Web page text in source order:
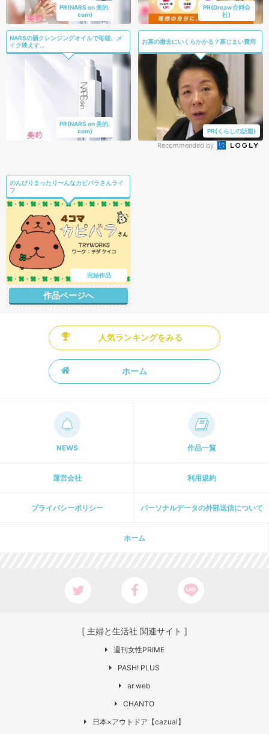
PR(NARS on 美的.
com)
PR(Dreaw合同会
社)
NARSの新クレンジングオイルで毎朝、メ
イク映えす...
PR(NARS on 美的.
com)
お墓の撤去にいくらかかる？墓じまい費用
PR(くらしの話題)
Recommended by
のんびりまったり〜んなカピバラさんライ
フ
完結作品
作品ページへ
人気ランキングをみる
ホーム
NEWS 作品一覧
運営会社 利用規約
プライパシーポリシー パーソナルデータの外部送信について
ホーム
[ 主婦と生活社 関連サイト ]
週刊女性PRIME
PASH! PLUS
ar web
CHANTO
日本×アウトドア【cazual】